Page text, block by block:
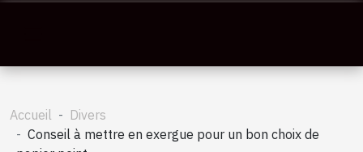
Accueil
Divers
Conseil à mettre en exergue pour un bon choix de